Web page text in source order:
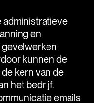
administratieve
en
kunnen de
kern van de
het bedrijf.
emails